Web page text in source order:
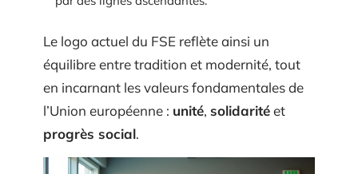
Le logo actuel du FSE reflète ainsi un
équilibre entre tradition et modernité, tout
en incarnant les valeurs fondamentales de
l’Union européenne : unité, solidaritéet
progrès social.